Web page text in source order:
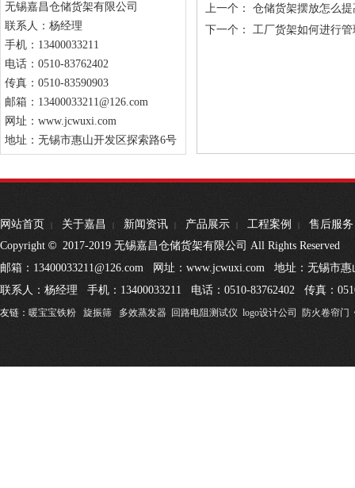
无锡嘉昌仓储货架有限公司
联系人：杨经理
手机：13400033211
电话：0510-83762402
传真：0510-83590903
邮箱：13400033211@126.com
网址：www.jcwuxi.com
地址：无锡市惠山开发区探索路6号
上一个： 仓储货架摆放怎么
下一个： 工厂货架如何进行管
网站首页 | 关于嘉昌 | 新闻资讯 | 产品展示 | 工程案例 |
售后服务
Copyright © 2017-2019 无锡嘉昌仓储货架有限公司 All Rights Reserved
邮箱：13400033211@126.com 网址：www.jcwuxi.com 地址：无锡市
联系人：杨经理 手机：13400033211 电话：0510-83762402 传真：
友链： 暖宝宝铁粉 旋振筛 多效蒸发器 回路电阻测试仪 logo设计公司 防火卷帘门